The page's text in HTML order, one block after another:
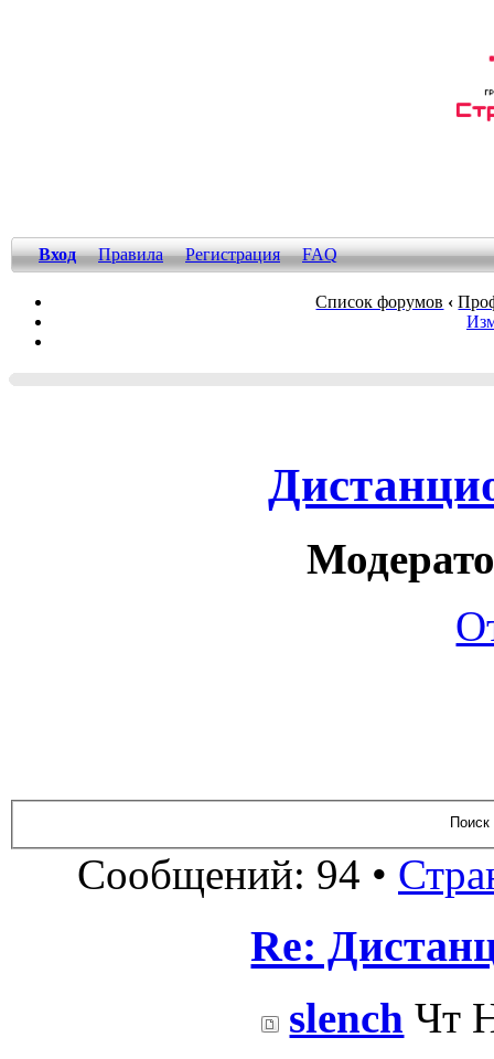
Вход Правила Регистрация FAQ
Список форумов ‹
Сообщений: 94 •
Re:
slench Чт